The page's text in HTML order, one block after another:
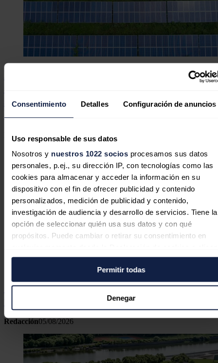
Consentimiento Detalles Configuración de anuncios
Uso responsable de sus datos
Nosotros y nuestros 1022 sociosprocesamos sus datos
personales, p.ej., su dirección IP, con tecnologías como las
cookies para almacenar y acceder la información en su
dispositivo con el fin de ofrecer publicidad y contenido
personalizados, medición de publicidad y contenido,
investigación de audiencia y desarrollo de servicios. Tiene la
opción de seleccionar quién usa sus datos y con qué
propósitos. Puede cambiar o retirar su consentimiento en
en el Menú de consentimiento.
Si lo permite, también quisiéramos:
Recopilar información sobre su ubicación geográfica
puede tener una precisión de varios metros
Identificar su dispositivo analizándolo activamente
Obtenga más información sobre cómo se procesan sus
personales y establezca sus preferencias en lasección de
Permitir todas
Denegar
Heelstone Renewable Energy, compañía
de Qualitas Energy, adquiere un proyecto
solar fotovoltaico de 188 MWp en Estados
Redacción 05/08/2026
Zelestra anuncia la plena operación de
tres proyectos solares en España
Redacción05/08/2026